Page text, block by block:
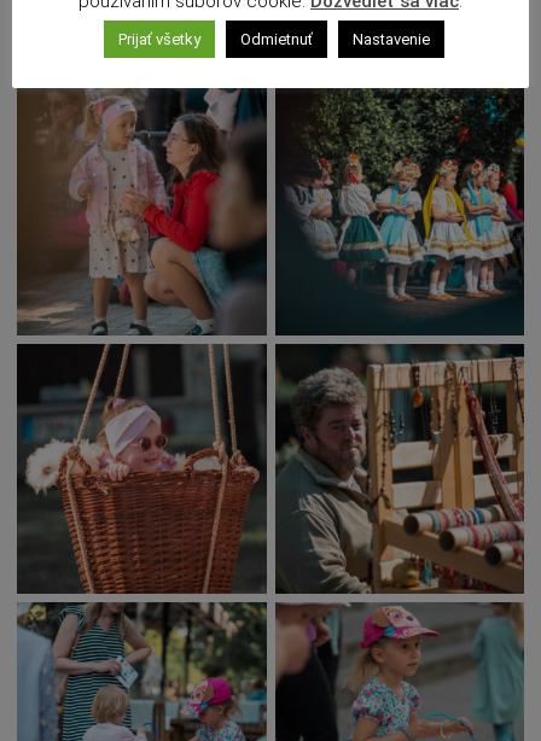
Prijať všetky Odmietnuť Nastavenie